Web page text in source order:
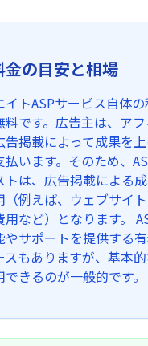
金の目安と相場
イトASPサービス自体
料です。広告主は、ア
告掲載によって成果を
払います。そのため、
トは、広告掲載による
（例えば、ウェブサイト
など）となります。
やサポートを提供する
スもありますが、基本
きるのが一般的です。